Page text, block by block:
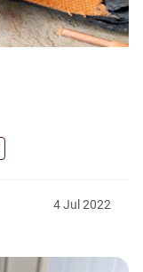
4Jul 2022